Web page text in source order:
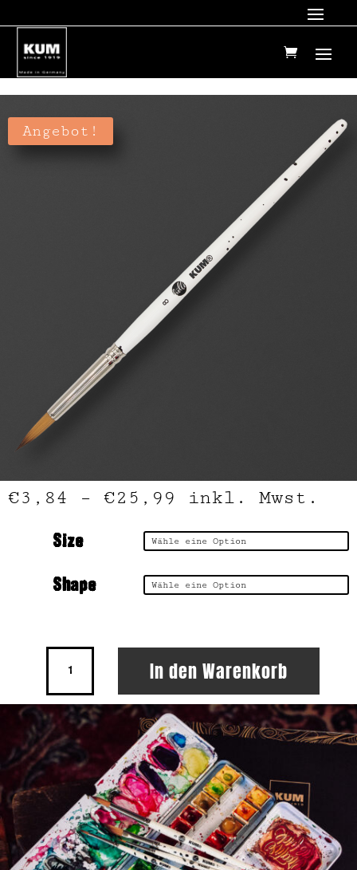
Angebot!
€3,84 – €25,99 inkl. Mwst.
Size
Shape
Memory
Point
Kleckse
KUM
X
Frau
Hölle
Menge
In den Warenkorb